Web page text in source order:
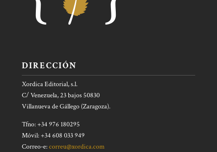
DIRECCIÓN
Xordica Editorial, s.l.
C/ Venezuela, 23 bajos 50830
Villanueva de Gállego (Zaragoza).
Tfno: +34 976 180295
Móvil: +34 608 033 949
Correo-e:correu@xordica.com